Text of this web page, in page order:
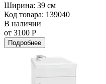
Ширина: 39 см
Код товара: 139040
В наличии
от 3100 Р
Подробнее